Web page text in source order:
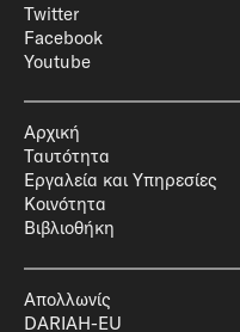
Twitter
Facebook
Youtube
Αρχική
Ταυτότητα
Εργαλεία και Υπηρεσίες
Κοινότητα
Βιβλιοθήκη
Απολλωνίς
DARIAH-EU